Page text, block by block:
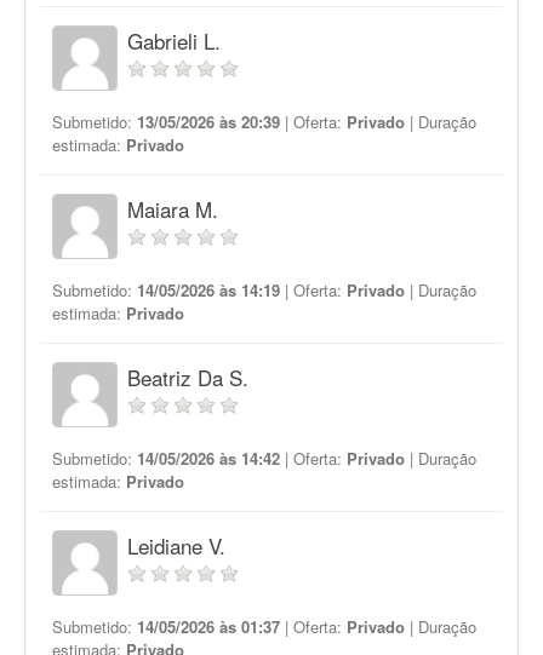
Gabrieli L.
Submetido: 13/05/2026 às 20:39 | Oferta: Privado | Duração
estimada: Privado
Maiara M.
Submetido: 14/05/2026 às 14:19 | Oferta: Privado | Duração
estimada: Privado
Beatriz Da S.
Submetido: 14/05/2026 às 14:42 | Oferta: Privado | Duração
estimada: Privado
Leidiane V.
Submetido: 14/05/2026 às 01:37 | Oferta: Privado | Duração
estimada: Privado